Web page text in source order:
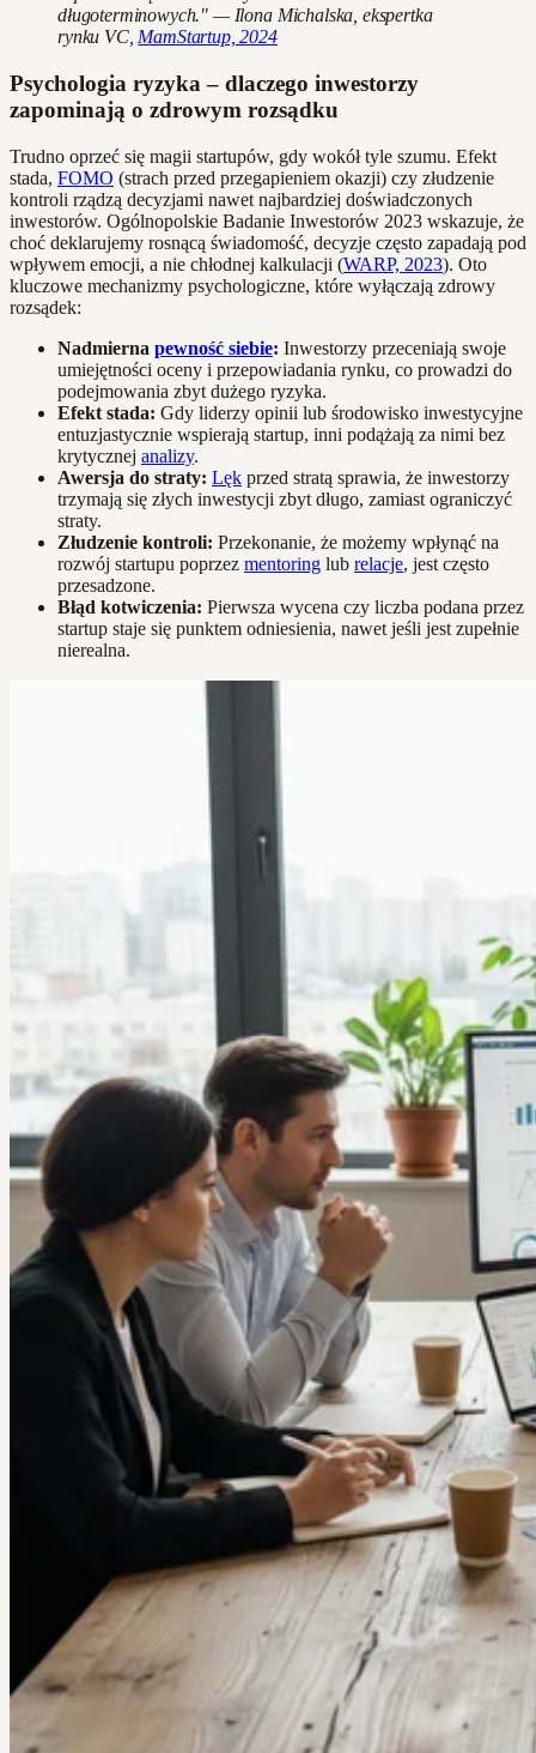
długoterminowych." — Ilona Michalska, ekspertka
rynku VC, MamStartup, 2024
Psychologia ryzyka – dlaczego inwestorzy
zapominają o zdrowym rozsądku
Trudno oprzeć się magii startupów, gdy wokół tyle szumu. Efekt
stada, FOMO (strach przed przegapieniem okazji) czy złudzenie
kontroli rządzą decyzjami nawet najbardziej doświadczonych
inwestorów. Ogólnopolskie Badanie Inwestorów 2023 wskazuje, że
choć deklarujemy rosnącą świadomość, decyzje często zapadają pod
wpływem emocji, a nie chłodnej kalkulacji (WARP, 2023). Oto
kluczowe mechanizmy psychologiczne, które wyłączają zdrowy
rozsądek:
Nadmierna pewność siebie: Inwestorzy przeceniają swoje
umiejętności oceny i przepowiadania rynku, co prowadzi do
podejmowania zbyt dużego ryzyka.
Efekt stada: Gdy liderzy opinii lub środowisko inwestycyjne
entuzjastycznie wspierają startup, inni podążają za nimi bez
krytycznej analizy.
Awersja do straty: Lęk przed stratą sprawia, że inwestorzy
trzymają się złych inwestycji zbyt długo, zamiast ograniczyć
straty.
Złudzenie kontroli: Przekonanie, że możemy wpłynąć na
rozwój startupu poprzez mentoring lub relacje, jest często
przesadzone.
Błąd kotwiczenia: Pierwsza wycena czy liczba podana przez
startup staje się punktem odniesienia, nawet jeśli jest zupełnie
nierealna.